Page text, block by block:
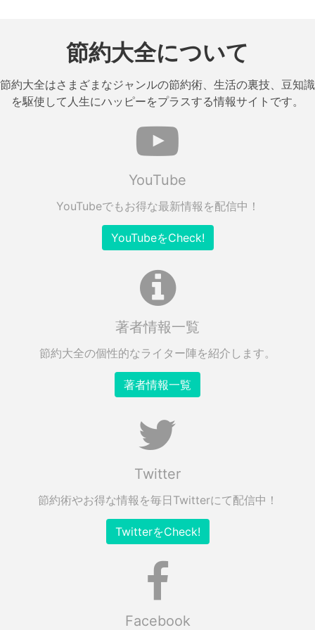
節約大全について
節約大全はさまざまなジャンルの節約術、生活の裏技、豆知識
を駆使して人生にハッピーをプラスする情報サイトです。
YouTube
YouTubeでもお得な最新情報を配信中！
YouTubeをCheck!
著者情報一覧
節約大全の個性的なライター陣を紹介します。
著者情報一覧
Twitter
節約術やお得な情報を毎日Twitterにて配信中！
TwitterをCheck!
Facebook